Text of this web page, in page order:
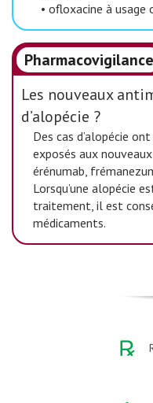
• ofloxacine à usage
Pharmacovigilance
Les nouveaux
d’alopécie ?
Des cas d’alopécie
exposés aux
érénumab,
Lorsqu’une alopécie
traitement, il est
médicaments.